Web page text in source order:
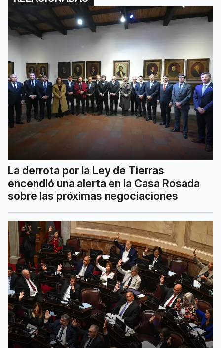
La derrota por la Ley de Tierras
encendió una alerta en la Casa Rosada
sobre las próximas negociaciones